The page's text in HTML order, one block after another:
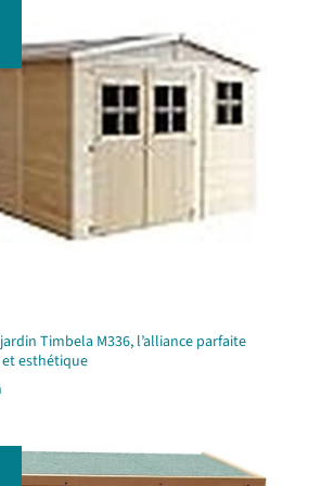
Timbela M336, l’alliance parfaite
esthétique